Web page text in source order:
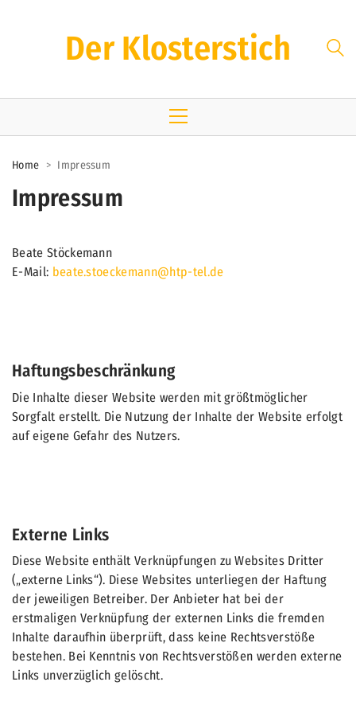
Der Klosterstich
Home > Impressum
Impressum
Beate Stöckemann
E-Mail: beate.stoeckemann@htp-tel.de
Haftungsbeschränkung
Die Inhalte dieser Website werden mit größtmöglicher
Sorgfalt erstellt. Die Nutzung der Inhalte der Website erfolgt
auf eigene Gefahr des Nutzers.
Externe Links
Diese Website enthält Verknüpfungen zu Websites Dritter
(„externe Links“). Diese Websites unterliegen der Haftung
der jeweiligen Betreiber. Der Anbieter hat bei der
erstmaligen Verknüpfung der externen Links die fremden
Inhalte daraufhin überprüft, dass keine Rechtsverstöße
bestehen. Bei Kenntnis von Rechtsverstößen werden externe
Links unverzüglich gelöscht.